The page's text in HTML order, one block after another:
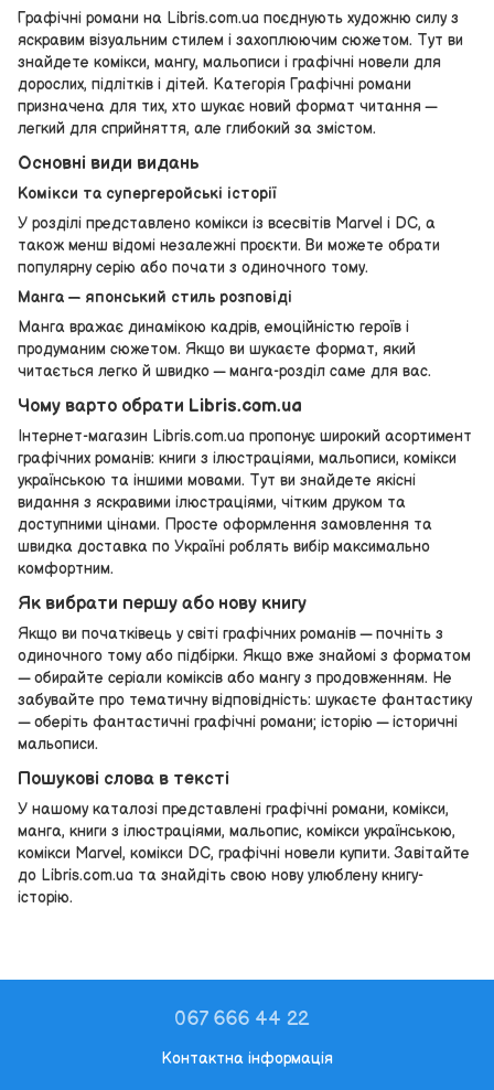
Графічні романи на Libris.com.ua поєднують художню силу з
яскравим візуальним стилем і захоплюючим сюжетом. Тут ви
знайдете комікси, мангу, мальописи і графічні новели для
дорослих, підлітків і дітей. Категорія Графічні романи
призначена для тих, хто шукає новий формат читання —
легкий для сприйняття, але глибокий за змістом.
Основні види видань
Комікси та супергеройські історії
У розділі представлено комікси із всесвітів Marvel і DC, а
також менш відомі незалежні проєкти. Ви можете обрати
популярну серію або почати з одиночного тому.
Манга — японський стиль розповіді
Манга вражає динамікою кадрів, емоційністю героїв і
продуманим сюжетом. Якщо ви шукаєте формат, який
читається легко й швидко — манга-розділ саме для вас.
Чому варто обрати Libris.com.ua
Інтернет-магазин Libris.com.ua пропонує широкий асортимент
графічних романів: книги з ілюстраціями, мальописи, комікси
українською та іншими мовами. Тут ви знайдете якісні
видання з яскравими ілюстраціями, чітким друком та
доступними цінами. Просте оформлення замовлення та
швидка доставка по Україні роблять вибір максимально
комфортним.
Як вибрати першу або нову книгу
Якщо ви початківець у світі графічних романів — почніть з
одиночного тому або підбірки. Якщо вже знайомі з форматом
— обирайте серіали коміксів або мангу з продовженням. Не
забувайте про тематичну відповідність: шукаєте фантастику
— оберіть фантастичні графічні романи; історію — історичні
мальописи.
Пошукові слова в тексті
У нашому каталозі представлені графічні романи, комікси,
манга, книги з ілюстраціями, мальопис, комікси українською,
комікси Marvel, комікси DC, графічні новели купити. Завітайте
до Libris.com.ua та знайдіть свою нову улюблену книгу-
історію.
067 666 44 22
Контактна інформація